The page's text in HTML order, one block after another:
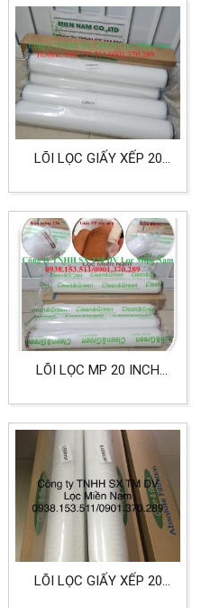
LÕI LỌC GIẤY XẾP 20
0.2 MICRON LỌC NƯỚC
VÀ THỰC PHẨM
LÕI LỌC MP 20 INCH
MICRON LỌC VI SINH
LÕI LỌC GIẤY XẾP 20